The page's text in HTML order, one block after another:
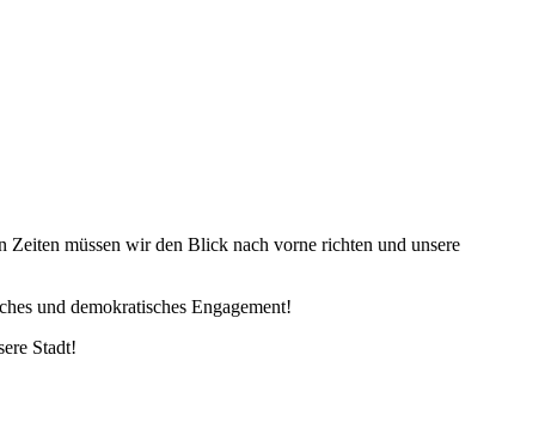
müssen wir den Blick nach vorne richten und unsere
und demokratisches Engagement!
Stadt!